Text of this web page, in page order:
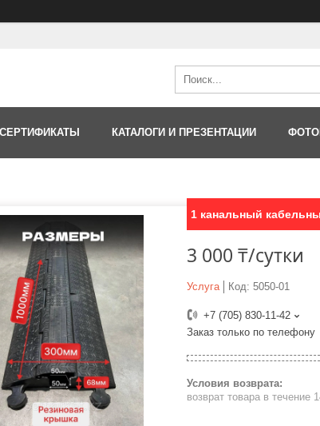
КАТАЛОГИ И ПРЕЗЕНТАЦИИ
1 канальный
3 000 ₸/сутки
Услуга Код: 5050-01
+7 (705) 830-11-42
Заказ только по телефону
возврат товара в течение